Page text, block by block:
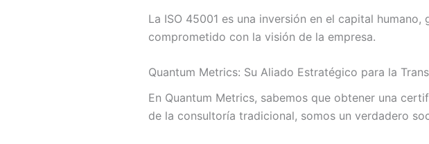
La ISO 45001 es una inversión en el capital
comprometido con la visión de la empresa.
Quantum Metrics: Su Aliado Estratégico para la
En Quantum Metrics, sabemos que obtener una
de la consultoría tradicional, somos un verdadero